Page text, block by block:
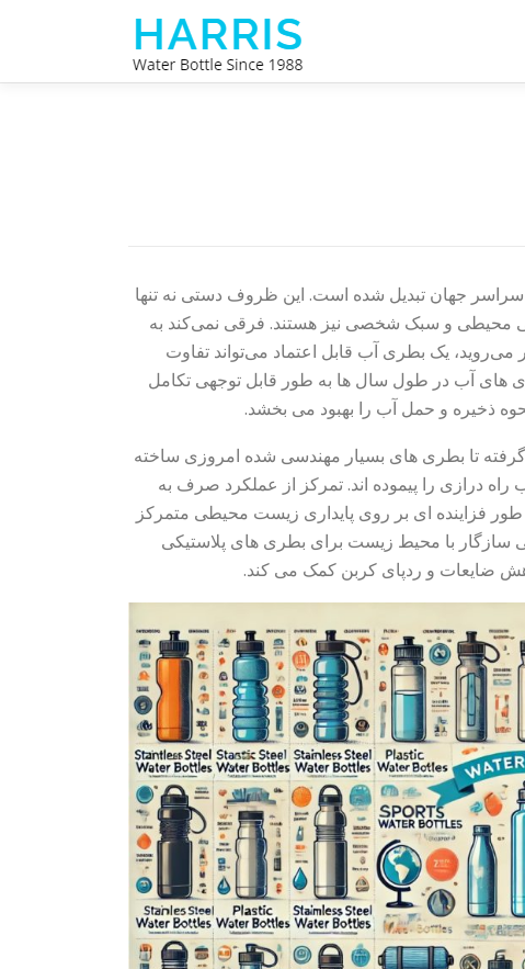
جهان تبدیل شده است. این ظروف دستی نه تنها
محیطی و سبک شخصی نیز هستند. فرقی نمی‌کند به
یک بطری آب قابل اعتماد می‌تواند تفاوت
های آب در طول سال ها به طور قابل توجهی تکامل
ذخیره و حمل آب را بهبود می بخشد.
تا بطری های بسیار مهندسی شده امروزی ساخته
درازی را پیموده اند. تمرکز از عملکرد صرف به
طور فزاینده ای بر روی پایداری زیست محیطی متمرکز
سازگار با محیط زیست برای بطری های پلاستیکی
ضایعات و ردپای کربن کمک می کند.